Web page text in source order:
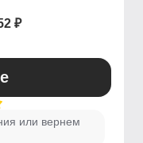
₽
или вернем